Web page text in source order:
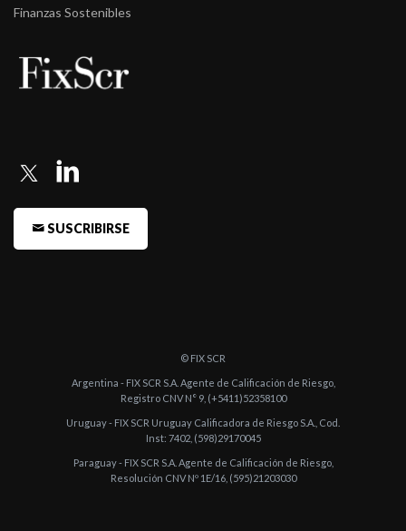
Finanzas Sostenibles
SUSCRIBIRSE
© FIX SCR
Argentina - FIX SCR S.A. Agente de Calificación de Riesgo,
Registro CNV N° 9, (+5411)52358100
Uruguay - FIX SCR Uruguay Calificadora de Riesgo S.A., Cod.
Inst: 7402, (598)29170045
Paraguay - FIX SCR S.A. Agente de Calificación de Riesgo,
Resolución CNV Nº 1E/16, (595)21203030